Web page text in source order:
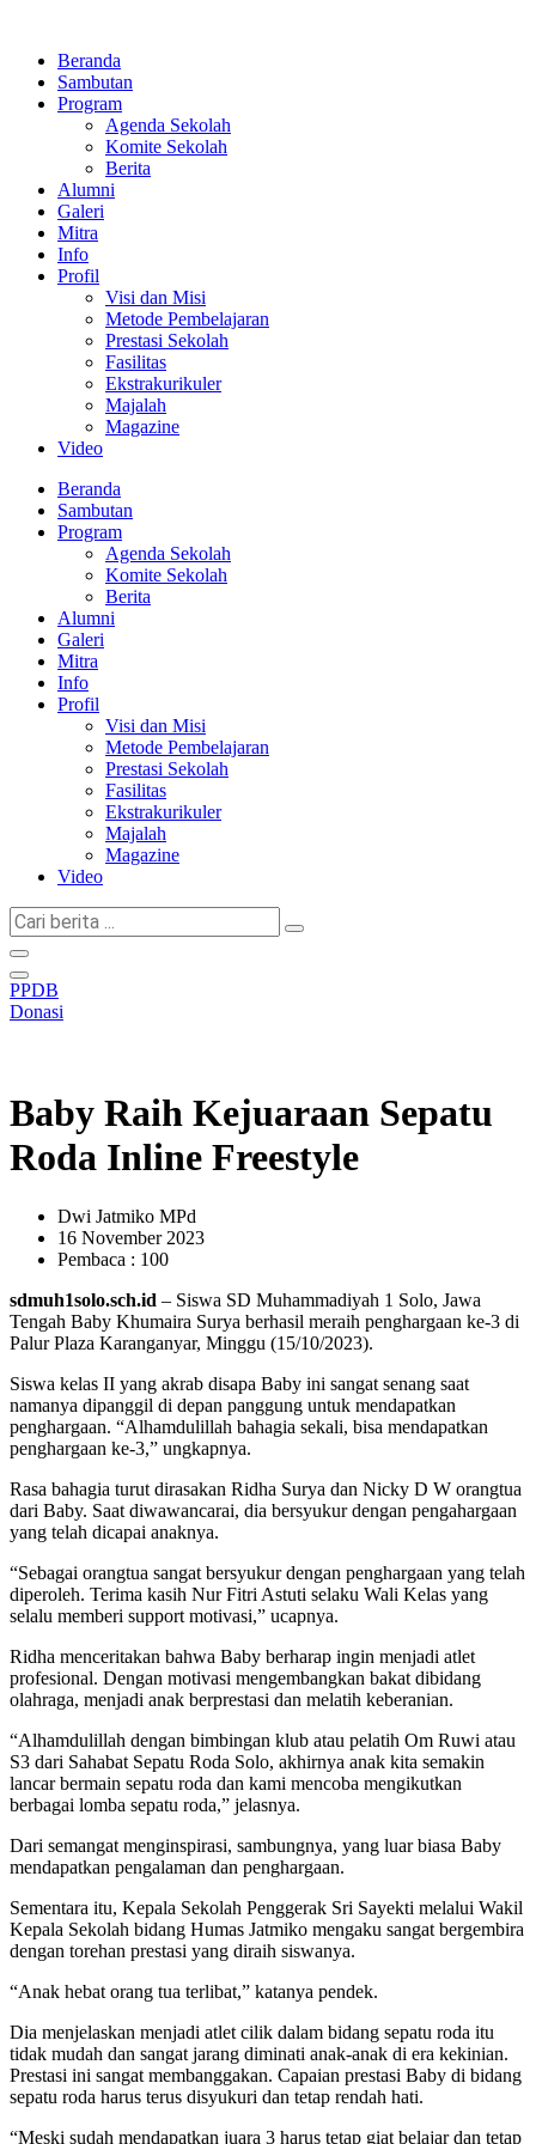
kontenBeranda
Sambutan
Program
Agenda Sekolah
Komite Sekolah
Berita
Alumni
Galeri
Mitra
Info
Profil
Visi dan Misi
Metode Pembelajaran
Prestasi Sekolah
Fasilitas
Ekstrakurikuler
Majalah
Magazine
Video
Beranda
Sambutan
Program
Agenda Sekolah
Komite Sekolah
Berita
Alumni
Galeri
Mitra
Info
Profil
Visi dan Misi
Metode Pembelajaran
Prestasi Sekolah
Fasilitas
Ekstrakurikuler
Majalah
Magazine
Video
Cari
berita
...
PPDB
Donasi
Baby Raih Kejuaraan Sepatu
Roda Inline Freestyle
Dwi Jatmiko MPd
16 November 2023
Pembaca : 100
sdmuh1solo.sch.id – Siswa SD Muhammadiyah 1 Solo, Jawa
Tengah Baby Khumaira Surya berhasil meraih penghargaan ke-3 di
Palur Plaza Karanganyar, Minggu (15/10/2023).
Siswa kelas II yang akrab disapa Baby ini sangat senang saat
namanya dipanggil di depan panggung untuk mendapatkan
penghargaan. “Alhamdulillah bahagia sekali, bisa mendapatkan
penghargaan ke-3,” ungkapnya.
Rasa bahagia turut dirasakan Ridha Surya dan Nicky D W orangtua
dari Baby. Saat diwawancarai, dia bersyukur dengan pengahargaan
yang telah dicapai anaknya.
“Sebagai orangtua sangat bersyukur dengan penghargaan yang telah
diperoleh. Terima kasih Nur Fitri Astuti selaku Wali Kelas yang
selalu memberi support motivasi,” ucapnya.
Ridha menceritakan bahwa Baby berharap ingin menjadi atlet
profesional. Dengan motivasi mengembangkan bakat dibidang
olahraga, menjadi anak berprestasi dan melatih keberanian.
“Alhamdulillah dengan bimbingan klub atau pelatih Om Ruwi atau
S3 dari Sahabat Sepatu Roda Solo, akhirnya anak kita semakin
lancar bermain sepatu roda dan kami mencoba mengikutkan
berbagai lomba sepatu roda,” jelasnya.
Dari semangat menginspirasi, sambungnya, yang luar biasa Baby
mendapatkan pengalaman dan penghargaan.
Sementara itu, Kepala Sekolah Penggerak Sri Sayekti melalui Wakil
Kepala Sekolah bidang Humas Jatmiko mengaku sangat bergembira
dengan torehan prestasi yang diraih siswanya.
“Anak hebat orang tua terlibat,” katanya pendek.
Dia menjelaskan menjadi atlet cilik dalam bidang sepatu roda itu
tidak mudah dan sangat jarang diminati anak-anak di era kekinian.
Prestasi ini sangat membanggakan. Capaian prestasi Baby di bidang
sepatu roda harus terus disyukuri dan tetap rendah hati.
“Meski sudah mendapatkan juara 3 harus tetap giat belajar dan tetap